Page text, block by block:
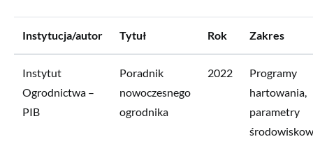
Instytucja/autor Tytuł Rok Zakres
Instytut
Ogrodnictwa –
PIB
Poradnik
nowoczesnego
ogrodnika
2022
Programy
hartowania,
parametry